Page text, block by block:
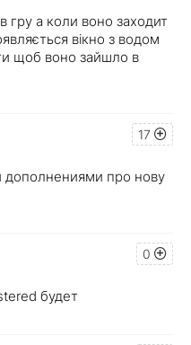
гру а коли воно заходит
вікно з водом
щоб воно зайшло в
17
про нову
0
будет